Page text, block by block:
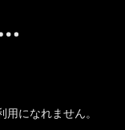
になれません。